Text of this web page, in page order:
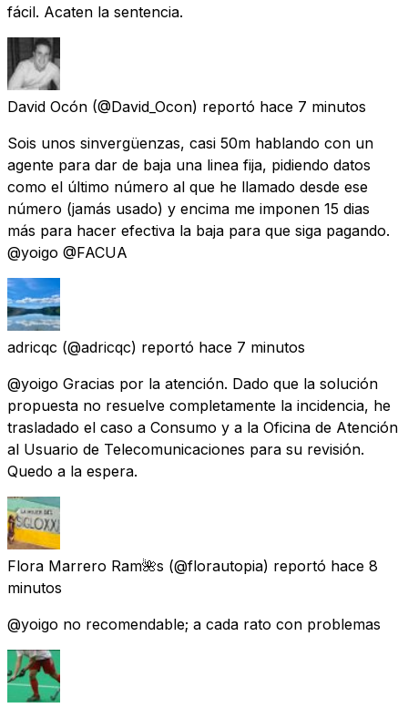
fácil. Acaten la sentencia.
David Ocón (@David_Ocon) reportó hace 7 minutos
Sois unos sinvergüenzas, casi 50m hablando con un
agente para dar de baja una linea fija, pidiendo datos
como el último número al que he llamado desde ese
número (jamás usado) y encima me imponen 15 dias
más para hacer efectiva la baja para que siga pagando.
@yoigo @FACUA
adricqc (@adricqc) reportó hace 7 minutos
@yoigo Gracias por la atención. Dado que la solución
propuesta no resuelve completamente la incidencia, he
trasladado el caso a Consumo y a la Oficina de Atención
al Usuario de Telecomunicaciones para su revisión.
Quedo a la espera.
Flora Marrero Ram🌺s (@florautopia) reportó hace 8
minutos
@yoigo no recomendable; a cada rato con problemas